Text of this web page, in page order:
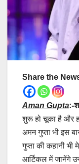
Share the
Aman Gupta:-
शुरू हो चूका है और
अमन गुप्ता भी इस
गुप्ता की कहानी
आर्टिकल में जानेंगे